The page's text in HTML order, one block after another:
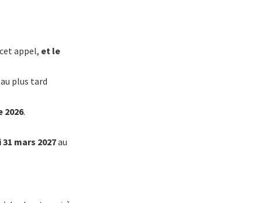
appel, et le
plus tard
2026.
mars 2027au